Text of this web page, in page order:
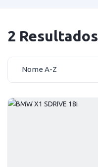
2 Resultados
Nome A-Z